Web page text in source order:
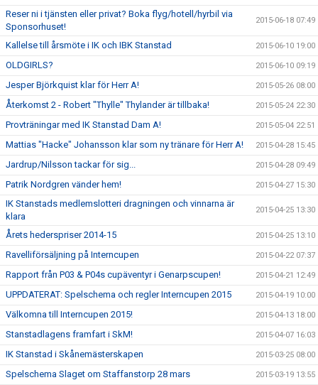
Reser ni i tjänsten eller privat? Boka flyg/hotell/hyrbil via
Sponsorhuset!
2015-06-18 07:49
Kallelse till årsmöte i IK och IBK Stanstad 2015-06-10 19:00
OLDGIRLS? 2015-06-10 09:19
Jesper Björkquist klar för Herr A! 2015-05-26 08:00
Återkomst 2 - Robert "Thylle" Thylander är tillbaka! 2015-05-24 22:30
Provträningar med IK Stanstad Dam A! 2015-05-04 22:51
Mattias "Hacke" Johansson klar som ny tränare för Herr A! 2015-04-28 15:45
Jardrup/Nilsson tackar för sig... 2015-04-28 09:49
Patrik Nordgren vänder hem! 2015-04-27 15:30
IK Stanstads medlemslotteri dragningen och vinnarna är
klara
2015-04-25 13:30
Årets hederspriser 2014-15 2015-04-25 13:10
Ravelliförsäljning på Interncupen 2015-04-22 07:37
Rapport från P03 & P04s cupäventyr i Genarpscupen! 2015-04-21 12:49
UPPDATERAT: Spelschema och regler Interncupen 2015 2015-04-19 10:00
Välkomna till Interncupen 2015! 2015-04-13 18:00
Stanstadlagens framfart i SkM! 2015-04-07 16:03
IK Stanstad i Skånemästerskapen 2015-03-25 08:00
Spelschema Slaget om Staffanstorp 28 mars 2015-03-19 13:55